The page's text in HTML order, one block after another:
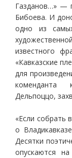
Газданов…» —
Бибоева. И
одно из
известного
«Кавказские
для
коменданта
Дельпоццо,
«Если собрать
о
Десятки
опускаются